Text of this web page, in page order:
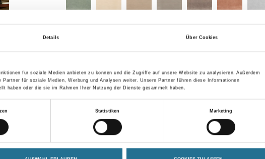
Details Über Cookies
für soziale Medien anbieten zu können und die Zugriffe auf unsere Website zu analysieren. Außerdem
für soziale Medien, Werbung und Analysen weiter. Unsere Partner führen diese Informationen
haben oder die sie im Rahmen Ihrer Nutzung der Dienste gesammelt haben.
Statistiken Marketing
Breite in centimeter Gebinde
Umrechnungsfaktoren